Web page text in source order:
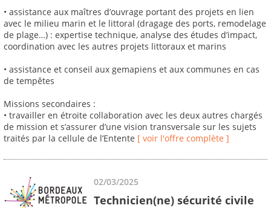
• assistance aux maîtres d’ouvrage portant des projets en lien
avec le milieu marin et le littoral (dragage des ports, remodelage
de plage…) : expertise technique, analyse des études d’impact,
coordination avec les autres projets littoraux et marins
• assistance et conseil aux gemapiens et aux communes en cas
de tempêtes
Missions secondaires :
• travailler en étroite collaboration avec les deux autres chargés
de mission et s’assurer d’une vision transversale sur les sujets
traités par la cellule de l’Entente [ voir l'offre complète ]
02/03/2025
Technicien(ne) sécurité civile